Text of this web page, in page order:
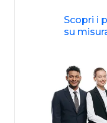
Scopri i
su